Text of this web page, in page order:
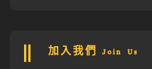
加入我們 Join Us